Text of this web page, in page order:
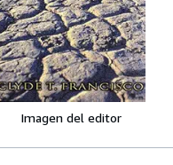
Imagen del editor